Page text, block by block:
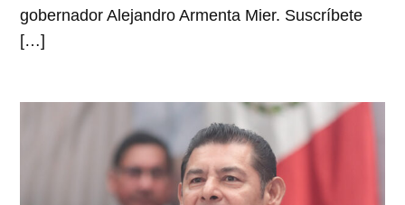
gobernador Alejandro Armenta Mier. Suscríbete
[…]